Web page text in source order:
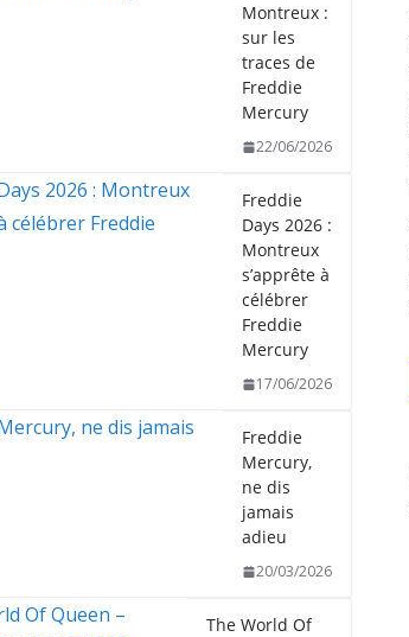
Montreux :
sur les
traces de
Freddie
Mercury
22/06/2026
Freddie
Days 2026 :
Montreux
s’apprête à
célébrer
Freddie
Mercury
17/06/2026
Freddie
Mercury,
ne dis
jamais
adieu
20/03/2026
The World Of